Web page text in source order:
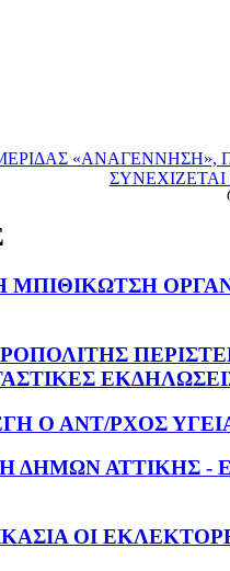
«ΑΝΑΓΕΝΝΗΣΗ»,
ΕΚΔΗΛΩΣΕΙΣ -
Ο ΑΝΤ/ΡΧΟΣ
ΑΤΤΙΚΗΣ -
ΟΙ